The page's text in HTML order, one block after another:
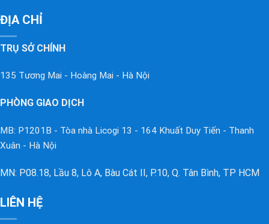
ĐỊA CHỈ
TRỤ SỞ CHÍNH
135 Tương Mai - Hoàng Mai - Hà Nội
PHÒNG GIAO DỊCH
MB: P1201B - Tòa nhà Licogi 13 - 164 Khuất Duy Tiến - Thanh
Xuân - Hà Nội
MN: P08.18, Lầu 8, Lô A, Bàu Cát II, P.10, Q. Tân Bình, TP HCM
LIÊN HỆ